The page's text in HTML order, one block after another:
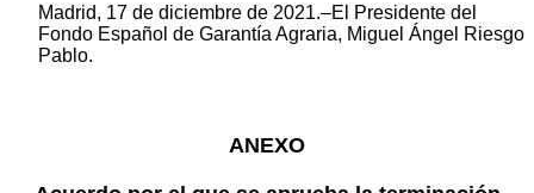
Madrid, 17 de diciembre de 2021.–El Presidente del
Fondo Español de Garantía Agraria, Miguel Ángel Riesgo
Pablo.
ANEXO